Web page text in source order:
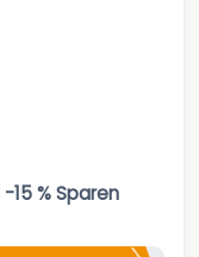
15 % Sparen